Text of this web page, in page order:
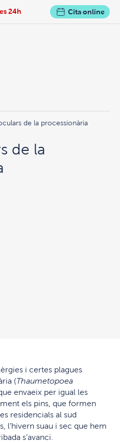
24h Cita online
de la processionària
de la
i certes plagues
(Thaumetopoea
envaeix per igual les
els pins, que formen
residencials al sud
l’hivern suau i sec que hem
s’avanci.